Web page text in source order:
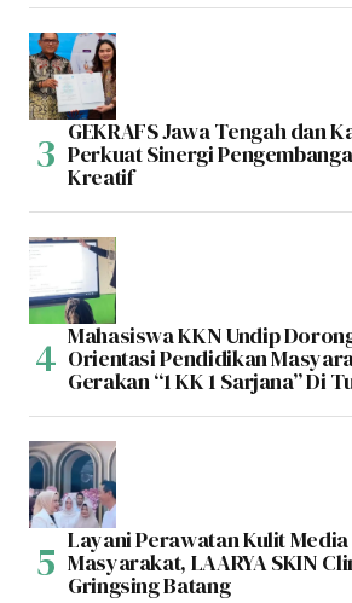
GEKRAFS Jawa Tengah dan
Perkuat Sinergi
Kreatif
Mahasiswa KKN Undip
Orientasi Pendidikan
Gerakan “1 KK 1 Sarjana” Di
Layani Perawatan Kulit Media
Masyarakat, LAARYA SKIN
Gringsing Batang